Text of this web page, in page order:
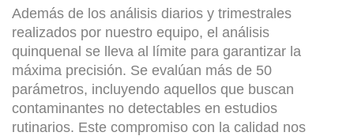
Además de los análisis diarios y trimestrales
realizados por nuestro equipo, el análisis
quinquenal se lleva al límite para garantizar la
máxima precisión. Se evalúan más de 50
parámetros, incluyendo aquellos que buscan
contaminantes no detectables en estudios
rutinarios. Este compromiso con la calidad nos